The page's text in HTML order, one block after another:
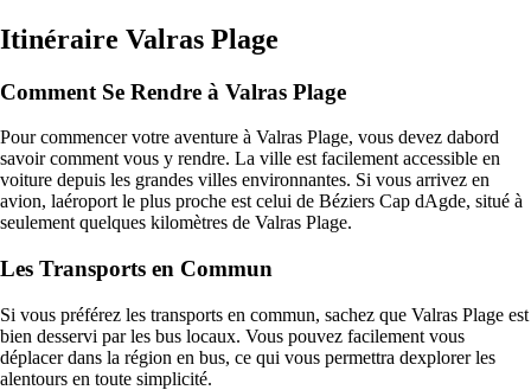
Itinéraire Valras Plage
Comment Se Rendre à Valras Plage
Pour commencer votre aventure à Valras Plage, vous devez dabord
savoir comment vous y rendre. La ville est facilement accessible en
voiture depuis les grandes villes environnantes. Si vous arrivez en
avion, laéroport le plus proche est celui de Béziers Cap dAgde, situé à
seulement quelques kilomètres de Valras Plage.
Les Transports en Commun
Si vous préférez les transports en commun, sachez que Valras Plage est
bien desservi par les bus locaux. Vous pouvez facilement vous
déplacer dans la région en bus, ce qui vous permettra dexplorer les
alentours en toute simplicité.